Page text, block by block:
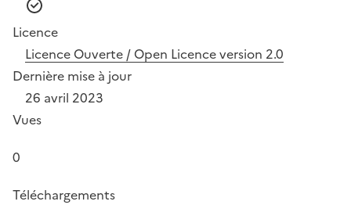
Licence
Licence Ouverte / Open Licence version 2.0
Dernière mise à jour
26 avril 2023
Vues
0
Téléchargements